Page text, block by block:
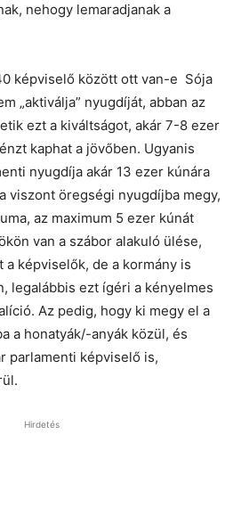
nehogy lemaradjanak a
képviselő között ott van-e Sója
„aktiválja” nyugdíját, abban az
ezt a kiváltságot, akár 7-8 ezer
kaphat a jövőben. Ugyanis
nyugdíja akár 13 ezer kúnára
viszont öregségi nyugdíjba megy,
az maximum 5 ezer kúnát
van a szábor alakuló ülése,
a képviselők, de a kormány is
legalábbis ezt ígéri a kényelmes
Az pedig, hogy ki megy el a
a honatyák/-anyák közül, és
parlamenti képviselő is,
Hirdetés